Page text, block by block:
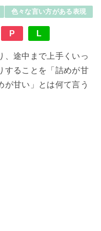
色々な言い方がある表現
P L
、途中まで上手くいっ
することを「詰めが甘
が甘い」とは何て言う